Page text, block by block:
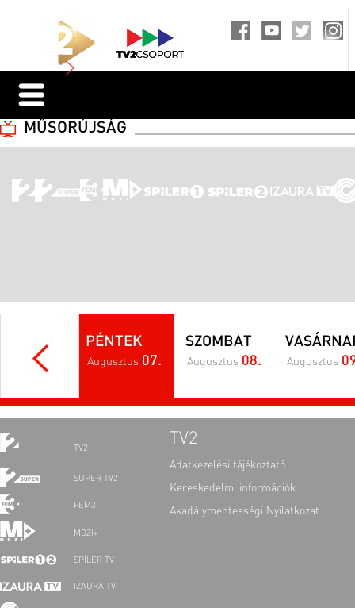
MŰSORÚJSÁG
PÉNTEK
Augusztus 07.
SZOMBAT
Augusztus 08. Augusztus
TV2
SUPER TV2
FEM3
MOZI+
SPÍLER TV
IZAURA TV
TV2
Adatkezelési tájékoztató
Kereskedelmi információk
Akadálymentességi Nyilatkozat